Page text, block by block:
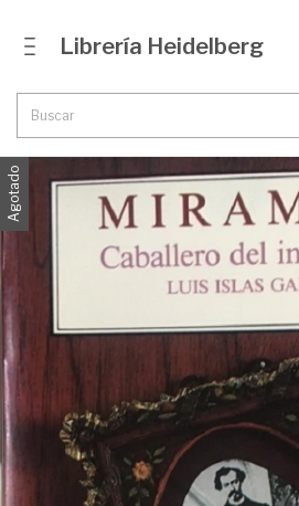
Librería Heidelberg
Agotado